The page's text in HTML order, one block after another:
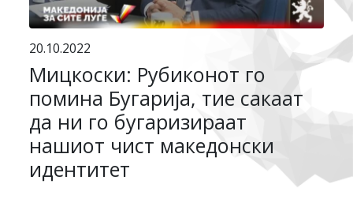
20.10.2022
Мицкоски: Рубиконот го
помина Бугарија, тие сакаат
да ни го бугаризираат
нашиот чист македонски
идентитет